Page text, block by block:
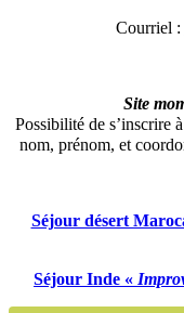
Courriel :
Site
Possibilité de s’inscrire
nom, prénom, et
Séjour désert
Séjour Inde «